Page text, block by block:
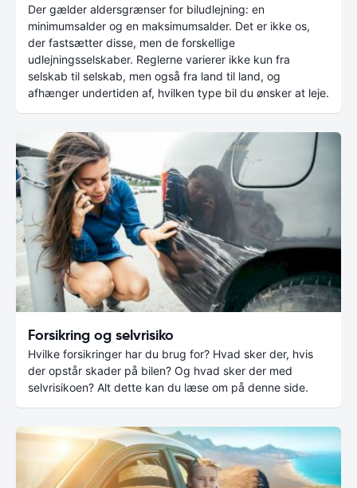
Der gælder aldersgrænser for biludlejning: en
minimumsalder og en maksimumsalder. Det er ikke os,
der fastsætter disse, men de forskellige
udlejningsselskaber. Reglerne varierer ikke kun fra
selskab til selskab, men også fra land til land, og
afhænger undertiden af, hvilken type bil du ønsker at leje.
Forsikring og selvrisiko
Hvilke forsikringer har du brug for? Hvad sker der, hvis
der opstår skader på bilen? Og hvad sker der med
selvrisikoen? Alt dette kan du læse om på denne side.